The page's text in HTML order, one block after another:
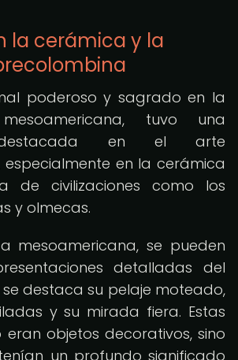
la cerámica y la
poderoso y sagrado en la
tuvo una
destacada en el arte
especialmente en la cerámica
de civilizaciones como los
y olmecas.
mesoamericana, se pueden
detalladas del
destaca su pelaje moteado,
y su mirada fiera. Estas
eran objetos decorativos, sino
un profundo significado